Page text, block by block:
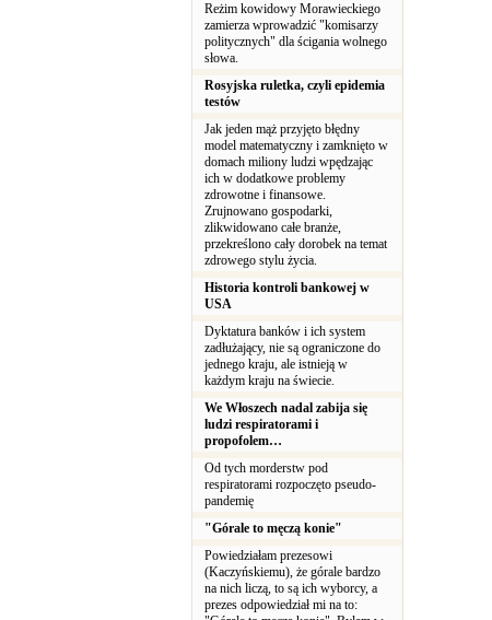
Reżim kowidowy Morawieckiego
zamierza wprowadzić "komisarzy
politycznych" dla ścigania wolnego
słowa.
Rosyjska ruletka, czyli epidemia
testów
Jak jeden mąż przyjęto błędny
model matematyczny i zamknięto w
domach miliony ludzi wpędzając
ich w dodatkowe problemy
zdrowotne i finansowe.
Zrujnowano gospodarki,
zlikwidowano całe branże,
przekreślono cały dorobek na temat
zdrowego stylu życia.
Historia kontroli bankowej w
USA
Dyktatura banków i ich system
zadłużający, nie są ograniczone do
jednego kraju, ale istnieją w
każdym kraju na świecie.
We Włoszech nadal zabija się
ludzi respiratorami i
propofolem…
Od tych morderstw pod
respiratorami rozpoczęto pseudo-
pandemię
"Górale to męczą konie"
Powiedziałam prezesowi
(Kaczyńskiemu), że górale bardzo
na nich liczą, to są ich wyborcy, a
prezes odpowiedział mi na to: